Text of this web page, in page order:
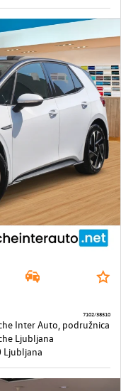
Inter Auto, podružnica
Ljubljana
Ljubljana
7102/38510